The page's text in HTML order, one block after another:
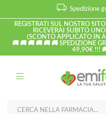
Spedizione
REGISTRATI SUL NOSTRO
RICEVERAI SUBITO
(SCONTO APPLICATO IN
🚚 🚚 🚚 🚚 🚚 🚚 SPEDIZIONE
49,90€ !!!